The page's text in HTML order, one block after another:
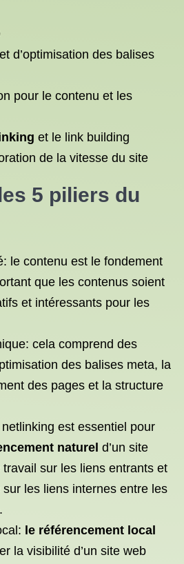
d’optimisation des balises
pour le contenu et les
et le link building
de la vitesse du site
5 piliers du
le contenu est le fondement
que les contenus soient
et intéressants pour les
cela comprend des
des balises meta, la
des pages et la structure
est essentiel pour
naturel d’un site
sur les liens entrants et
les liens internes entre les
le référencement local
la visibilité d’un site web